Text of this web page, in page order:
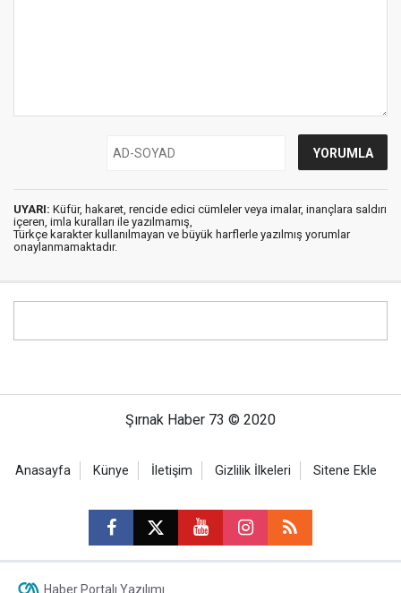
UYARI: Küfür, hakaret, rencide edici cümleler veya imalar, inançlara saldırı
içeren, imla kuralları ile yazılmamış,
Türkçe karakter kullanılmayan ve büyük harflerle yazılmış yorumlar
onaylanmamaktadır.
Şırnak Haber 73 © 2020
Anasayfa Künye İletişim Gizlilik İlkeleri Sitene Ekle
Haber Portalı Yazılımı